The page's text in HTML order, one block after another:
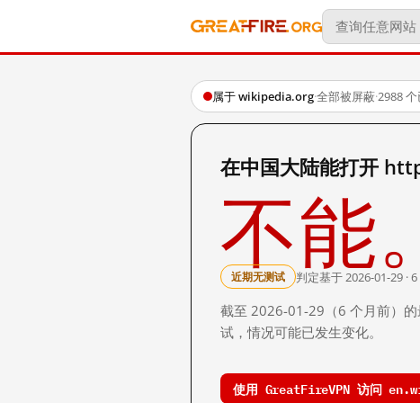
属于 wikipedia.org·全部被屏蔽·2988
在中国大陆能打开
不能。
近期无测试 判定基于 2026-01-29 ·
截至 2026-01-29（6 个月前）
试，情况可能已发生变化。
使用 GreatFireVPN 访问